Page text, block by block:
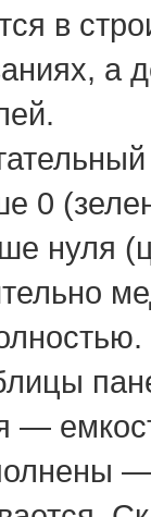
в
а
0
нуля
—
—